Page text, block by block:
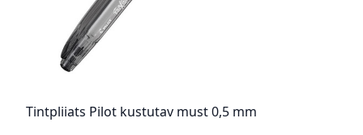
Tintpliiats Pilot kustutav must 0,5 mm